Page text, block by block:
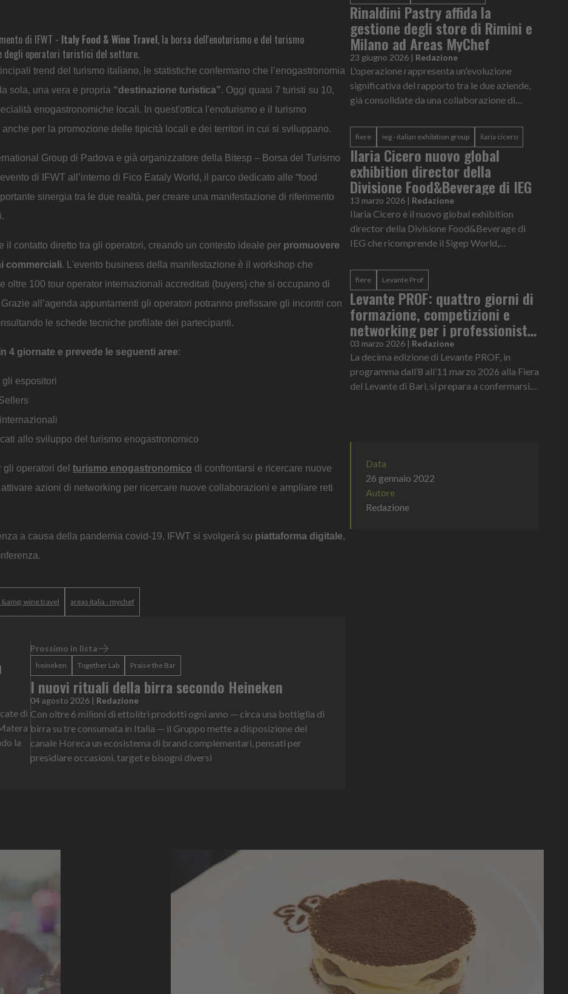
di IFWT - Italy Food & Wine Travel, la borsa dell'enoturismo e del turismo
degli operatori turistici del settore.
trend del turismo italiano, le statistiche confermano che l’enogastronomia
sola, una vera e propria “destinazione turistica”. Oggi quasi 7 turisti su 10,
enogastronomiche locali. In quest'ottica l'enoturismo e il turismo
per la promozione delle tipicità locali e dei territori in cui si sviluppano.
Group di Padova e già organizzatore della Bitesp – Borsa del Turismo
di IFWT all’interno di Fico Eataly World, il parco dedicato alle “food
sinergia tra le due realtà, per creare una manifestazione di riferimento
il contatto diretto tra gli operatori, creando un contesto ideale per promuovere
commerciali. L'evento business della manifestazione è il workshop che
oltre 100 tour operator internazionali accreditati (buyers) che si occupano di
all’agenda appuntamenti gli operatori potranno prefissare gli incontri con
le schede tecniche profilate dei partecipanti.
4 giornate e prevede le seguenti aree:
espositori
allo sviluppo del turismo enogastronomico
operatori del turismo enogastronomico di confrontarsi e ricercare nuove
azioni di networking per ricercare nuove collaborazioni e ampliare reti
a causa della pandemia covid-19, IFWT si svolgerà su piattaforma digitale,
wine travel areas italia - mychef
di
la
Prossimo in lista
heineken Together Lab Praise the Bar
I nuovi rituali della birra secondo Heineken
04 agosto 2026 | Redazione
Con oltre 6 milioni di ettolitri prodotti ogni anno — circa una bottiglia di
birra su tre consumata in Italia — il Gruppo mette a disposizione del
canale Horeca un ecosistema di brand complementari, pensati per
presidiare occasioni, target e bisogni diversi
Rinaldini Pastry affida la
gestione degli store di Rimini e
Milano ad Areas MyChef
23 giugno 2026 | Redazione
L'operazione rappresenta un'evoluzione
significativa del rapporto tra le due aziende,
già consolidate da una collaborazione di
fiere ieg - italian exhibition group ilaria cicero
Ilaria Cicero nuovo global
exhibition director della
Divisione Food&Beverage di IEG
13 marzo 2026 | Redazione
Ilaria Cicero è il nuovo global exhibition
director della Divisione Food&Beverage di
IEG che ricomprende il Sigep World,
Mixology Attraction e le manifestazioni
este...
fiere Levante Prof
Levante PROF: quattro giorni di
formazione, competizioni e
networking per i professionisti
del food & beverage
03 marzo 2026 | Redazione
La decima edizione di Levante PROF, in
programma dall’8 all’11 marzo 2026 alla Fiera
del Levante di Bari, si prepara a confermarsi
Data
26 gennaio 2022
Autore
Redazione